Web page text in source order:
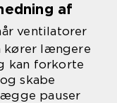
af
ventilatorer
kører længere
kan forkorte
skabe
pauser